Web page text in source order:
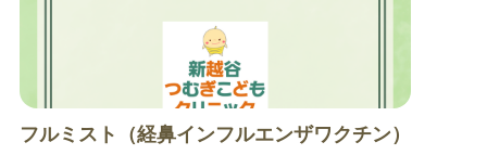
フルミスト（経鼻インフルエンザワクチン）